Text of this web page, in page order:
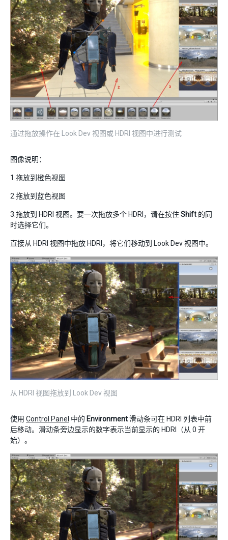
通过拖放操作在 Look Dev 视图或 HDRI 视图中进行测试
图像说明：
1.拖放到橙色视图
2.拖放到蓝色视图
3.拖放到 HDRI 视图。要一次拖放多个 HDRI，请在按住Shift 的同
时选择它们。
直接从 HDRI 视图中拖放 HDRI，将它们移动到 Look Dev 视图中。
从 HDRI 视图拖放到 Look Dev 视图
使用 Control Panel 中的 Environment滑动条可在 HDRI 列表中前
后移动。滑动条旁边显示的数字表示当前显示的 HDRI（从 0 开
始）。